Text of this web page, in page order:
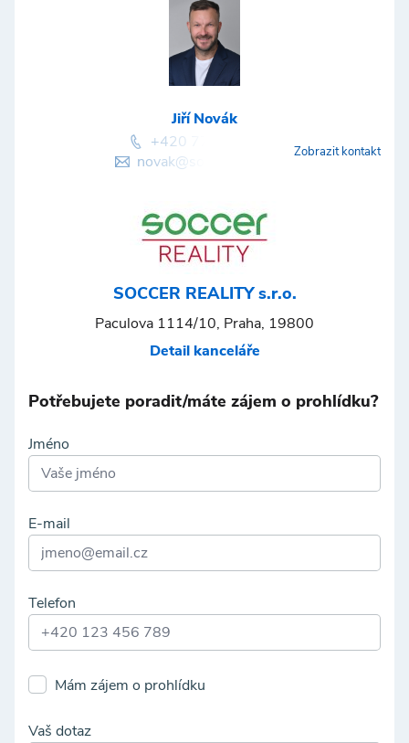
Jiří Novák
+420 777 276 667
novak@soccer-reality.czZobrazit kontakt
SOCCER REALITY s.r.o.
Paculova 1114/10, Praha, 19800
Detail kanceláře
Potřebujete poradit/máte zájem o prohlídku?
Jméno
E-mail
Telefon
Mám zájem o prohlídku
Vaš dotaz